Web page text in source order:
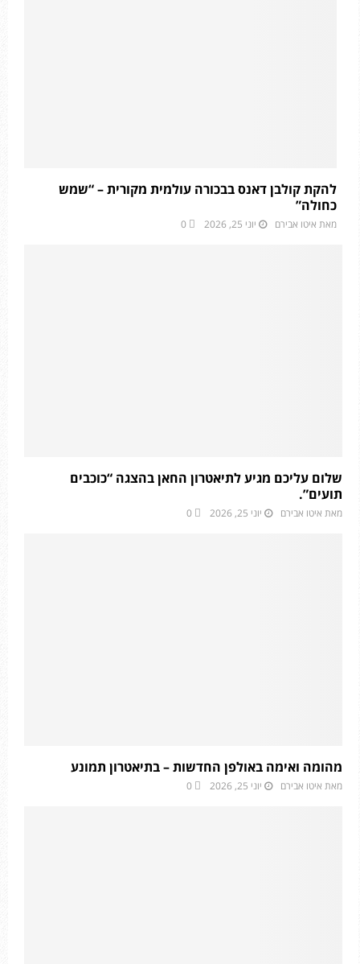
להקת קולבן דאנס בבכורה עולמית מקורית – “שמש
כחולה”
מאת איטו אבירם יוני 25, 2026 0
שלום עליכם מגיע לתיאטרון החאן בהצגה “כוכבים
תועים”.
מאת איטו אבירם יוני 25, 2026 0
מהומה ואימה באולפן החדשות – בתיאטרון תמונע
מאת איטו אבירם יוני 25, 2026 0